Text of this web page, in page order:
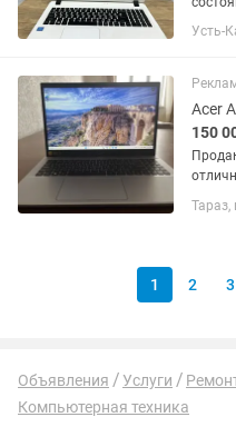
HDD на 500 ГБ
для...
Усть-
Acer
150
и все Идеально подойдет для работы,
Тараз,
1 2 3
Объявления Услуги
Компьютерная техника